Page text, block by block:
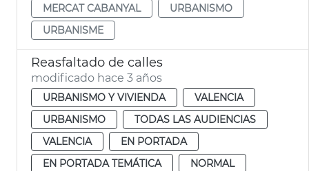
MERCAT CABANYAL
URBANISMO
URBANISME
Reasfaltado de calles
modificado hace 3 años
URBANISMO Y VIVIENDA
VALENCIA
URBANISMO
TODAS LAS AUDIENCIAS
VALENCIA
EN PORTADA
EN PORTADA TEMÁTICA
NORMAL